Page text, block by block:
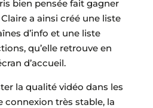
bien pensée fait gagner
a ainsi créé une liste
d’info et une liste
qu’elle retrouve en
d’accueil.
la qualité vidéo dans les
connexion très stable, la